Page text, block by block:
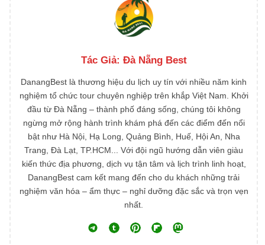
Tác Giả: Đà Nẵng Best
DanangBest là thương hiệu du lịch uy tín với nhiều năm kinh
nghiệm tổ chức tour chuyên nghiệp trên khắp Việt Nam. Khởi
đầu từ Đà Nẵng – thành phố đáng sống, chúng tôi không
ngừng mở rộng hành trình khám phá đến các điểm đến nổi
bật như Hà Nội, Hạ Long, Quảng Bình, Huế, Hội An, Nha
Trang, Đà Lạt, TP.HCM... Với đội ngũ hướng dẫn viên giàu
kiến thức địa phương, dịch vụ tận tâm và lịch trình linh hoạt,
DanangBest cam kết mang đến cho du khách những trải
nghiệm văn hóa – ẩm thực – nghỉ dưỡng đặc sắc và trọn vẹn
nhất.